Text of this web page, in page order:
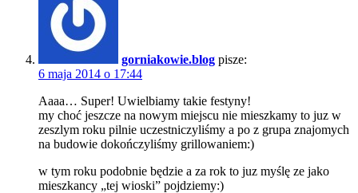
gorniakowie.blog pisze:
6 maja 2014 o 17:44
Aaaa… Super! Uwielbiamy takie festyny!
my choć jeszcze na nowym miejscu nie mieszkamy to juz w
zeszlym roku pilnie uczestniczyliśmy a po z grupa znajomych
na budowie dokończyliśmy grillowaniem:)
w tym roku podobnie będzie a za rok to juz myślę ze jako
mieszkancy „tej wioski” pojdziemy:)